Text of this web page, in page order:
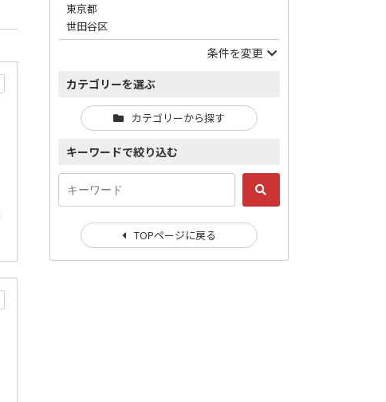
東京都
世田谷区
条件を変更
カテゴリーを選ぶ
カテゴリーから探す
キーワードで絞り込む
TOPページに戻る